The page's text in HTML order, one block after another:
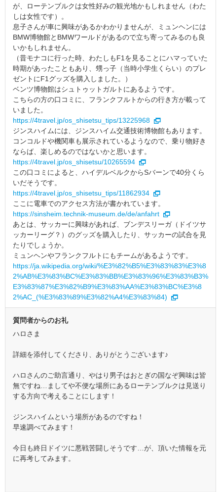
が、ローテンブルクは女性好みの観光地かもしれません（わた
しは女性です）。
息子さんが車に興味があるかわかりませんが、ミュンヘンには
BMW博物館とBMWワールドがあるので立ち寄ってみるのも良
いかもしれません。
（昔モナコに行った時、わたしもF1を見ることにハマっていた
時期があったこともあり、甥っ子（当時小学生くらい）のプレ
ゼントにF1グッズを購入しました。）
ベンツ博物館はシュトゥットガルトにあるようです。
こちらの方の口コミに、フランクフルトからの行き方が載って
いました。
https://4travel.jp/os_shisetsu_tips/13225968
ジンスハイムには、ジンスハイム交通技術博物館もあります。
コンコルドや機関車も展示されているようなので、乗り物好き
ならば、楽しめるのではないかと思います。
https://4travel.jp/os_shisetsu/10265594
この口コミによると、ハイデルベルクからSバーンで40分くら
いだそうです。
https://4travel.jp/os_shisetsu_tips/11862934
ここに電車でのアクセス方法が書かれています。
https://sinsheim.technik-museum.de/de/anfahrt
あとは、サッカーに興味があれば、ブンデスリーガ（ドイツサ
ッカーリーグ？）のグッズを購入したり、サッカーの試合を見
たりでしょうか。
ミュンヘンやフランクフルトにもチームがあるようです。
https://ja.wikipedia.org/wiki/%E3%82%B5%E3%83%83%E3%8
2%AB%E3%83%BC%E3%83%BB%E3%83%96%E3%83%B3%
E3%83%87%E3%82%B9%E3%83%AA%E3%83%BC%E3%8
2%AC_(%E3%83%89%E3%82%A4%E3%83%84)
質問者からのお礼
ハロさま
詳細を添付してくださり、ありがとうございます♪
ハロさんのご助言通り、やはり男子はおとぎの国なぞ興味は皆
無ですね…ましてや不便な場所にあるローテンブルクは見送り
する方向で考えることにします！
ジンスハイムという場所があるのですね！
早速調べてみます！
今日も終日ドイツに悪戦苦闘しそうです…が、頂いた情報を元
に再考してみます。